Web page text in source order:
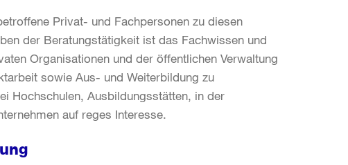
Privat- und Fachpersonen zu diesen
der Beratungstätigkeit ist das Fachwissen und
Organisationen und der öffentlichen Verwaltung
sowie Aus- und Weiterbildung zu
Hochschulen, Ausbildungsstätten, in der
auf reges Interesse.